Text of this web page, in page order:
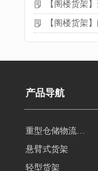
产品导航
悬臂式货架
轻型货架